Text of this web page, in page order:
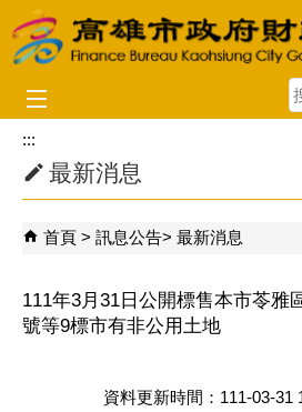
跳到主要內容區塊
:::
最新消息
首頁 訊息公告 最新消息
111年3月31日公開標售本市苓雅
號等9標市有非公用土地
資料更新時間：111-03-31